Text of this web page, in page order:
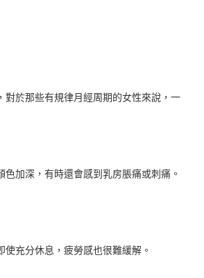
於那些有規律月經周期的女性來說，一
加深，有時還會感到乳房脹痛或刺痛。
充分休息，疲勞感也很難緩解。